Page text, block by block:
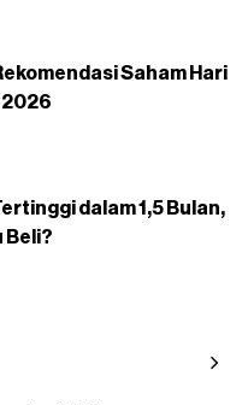
Saham Hari
2026
dalam 1,5 Bulan,
Beli?